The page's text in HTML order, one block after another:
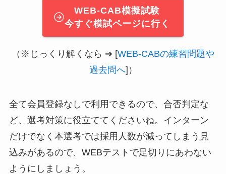
WEB-CAB模擬試験
今すぐ模試ページに行く
（※じっくり解くなら ➔ [WEB-CABの練習問題や
過去問へ]）
全て会員登録なしで利用できるので、合否判定な
ど、選考対策に役立ててくださいね。インターン
だけでなく本選考では採用人数が減ってしまう見
込みがあるので、WEBテストで足切りにあわない
ようにしましょう。